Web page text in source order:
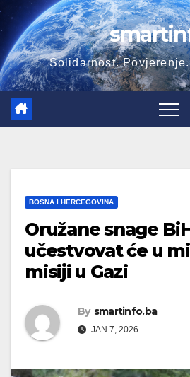
Skip
to
content
Solidarnost.
BOSNA I HERCEGOVINA
Oružane snage
učestvovat će u
misiji u Gazi
By smartinfo.ba
JAN 7, 2026